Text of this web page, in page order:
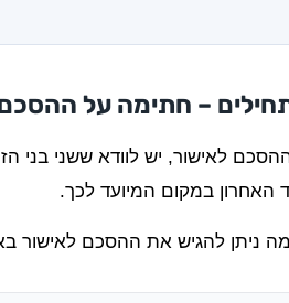
– חתימה על
לאישור, יש לוודא ששני בני
האחרון במקום המיועד לכך.
ניתן להגיש את ההסכם לאישור